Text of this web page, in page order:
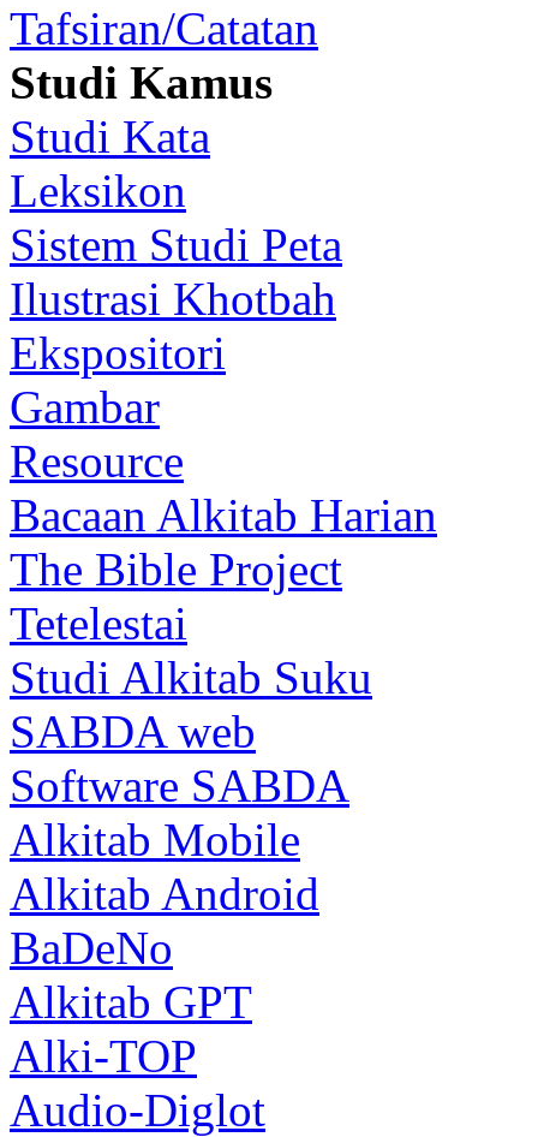
Tafsiran/Catatan
Studi Kamus
Studi Kata
Leksikon
Sistem Studi Peta
Ilustrasi Khotbah
Ekspositori
Gambar
Resource
Bacaan Alkitab Harian
The Bible Project
Tetelestai
Studi Alkitab Suku
SABDA web
Software SABDA
Alkitab Mobile
Alkitab Android
BaDeNo
Alkitab GPT
Alki-TOP
Audio-Diglot